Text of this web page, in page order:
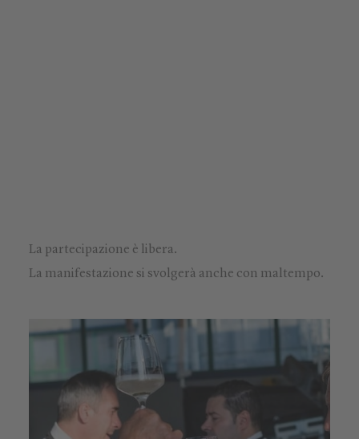
La partecipazione è libera.
La manifestazione si svolgerà anche con maltempo.